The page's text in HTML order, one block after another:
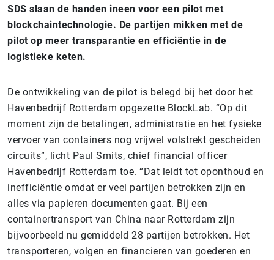
SDS slaan de handen ineen voor een pilot met
blockchaintechnologie. De partijen mikken met de
pilot op meer transparantie en efficiëntie in de
logistieke keten.
De ontwikkeling van de pilot is belegd bij het door het
Havenbedrijf Rotterdam opgezette BlockLab. “Op dit
moment zijn de betalingen, administratie en het fysieke
vervoer van containers nog vrijwel volstrekt gescheiden
circuits”, licht Paul Smits, chief financial officer
Havenbedrijf Rotterdam toe. “Dat leidt tot oponthoud en
inefficiëntie omdat er veel partijen betrokken zijn en
alles via papieren documenten gaat. Bij een
containertransport van China naar Rotterdam zijn
bijvoorbeeld nu gemiddeld 28 partijen betrokken. Het
transporteren, volgen en financieren van goederen en